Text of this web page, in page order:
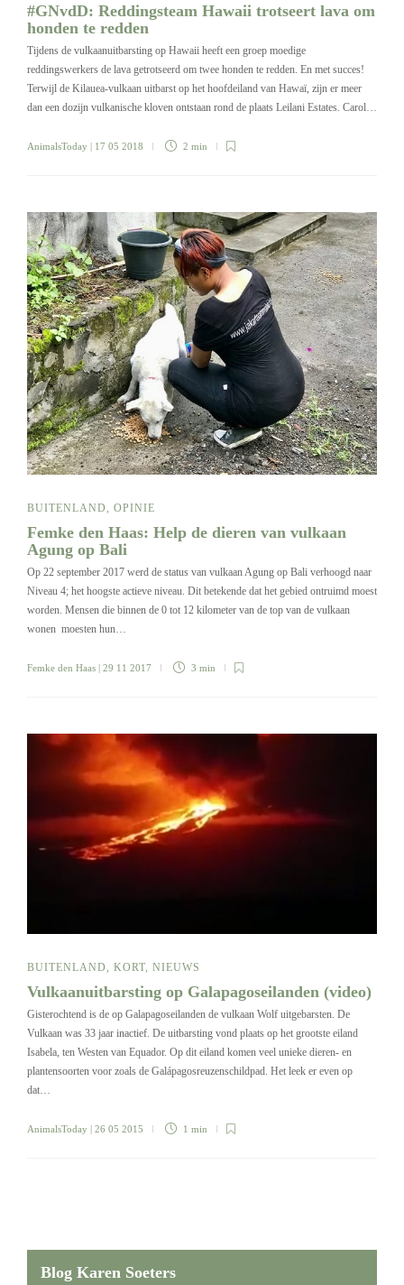
#GNvdD: Reddingsteam Hawaii trotseert lava om
honden te redden
Tijdens de vulkaanuitbarsting op Hawaii heeft een groep moedige
reddingswerkers de lava getrotseerd om twee honden te redden. En met succes!
Terwijl de Kilauea-vulkaan uitbarst op het hoofdeiland van Hawaï, zijn er meer
dan een dozijn vulkanische kloven ontstaan ​​rond de plaats Leilani Estates. Carol…
AnimalsToday | 17 05 2018 2 min
BUITENLAND, OPINIE
Femke den Haas: Help de dieren van vulkaan
Agung op Bali
Op 22 september 2017 werd de status van vulkaan Agung op Bali verhoogd naar
Niveau 4; het hoogste actieve niveau. Dit betekende dat het gebied ontruimd moest
worden. Mensen die binnen de 0 tot 12 kilometer van de top van de vulkaan
wonen moesten hun…
Femke den Haas | 29 11 2017 3 min
BUITENLAND, KORT, NIEUWS
Vulkaanuitbarsting op Galapagoseilanden (video)
Gisterochtend is de op Galapagoseilanden de vulkaan Wolf uitgebarsten. De
Vulkaan was 33 jaar inactief. De uitbarsting vond plaats op het grootste eiland
Isabela, ten Westen van Equador. Op dit eiland komen veel unieke dieren- en
plantensoorten voor zoals de Galápagosreuzenschildpad. Het leek er even op
dat…
AnimalsToday | 26 05 2015 1 min
Blog Karen Soeters